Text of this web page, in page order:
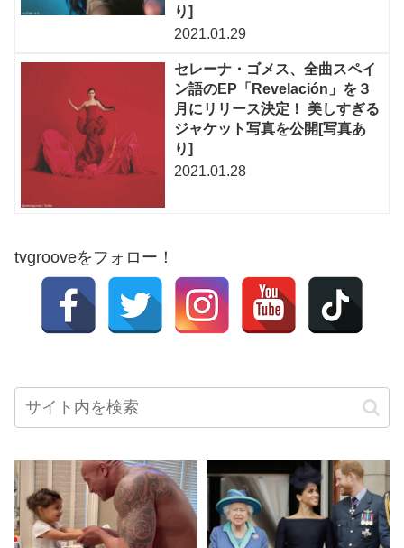
り]
2021.01.29
セレーナ・ゴメス、全曲スペイ
ン語のEP「Revelación」を３
月にリリース決定！ 美しすぎる
ジャケット写真を公開[写真あ
り]
2021.01.28
tvgrooveをフォロー！